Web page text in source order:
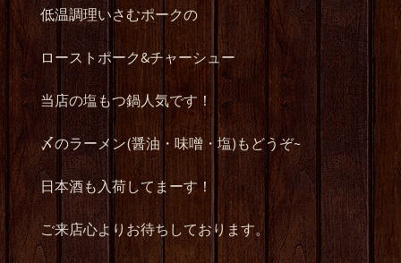
低温調理いさむポークの
ローストポーク&チャーシュー
当店の塩もつ鍋人気です！
〆のラーメン(醤油・味噌・塩)もどうぞ~
日本酒も入荷してまーす！
ご来店心よりお待ちしております。